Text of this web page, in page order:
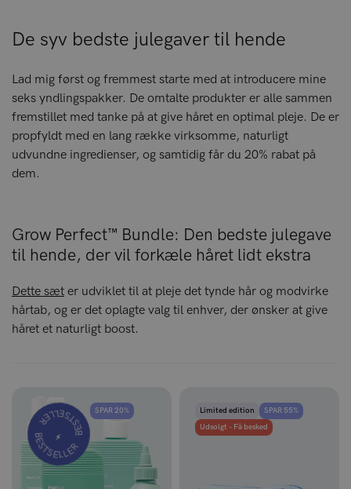
De syv bedste julegaver til hende
Lad mig først og fremmest starte med at introducere mine
seks yndlingspakker. De omtalte produkter er alle sammen
fremstillet med tanke på at give håret en optimal pleje. De er
propfyldt med en lang række virksomme, naturligt
udvundne ingredienser, og samtidig får du 20% rabat på
dem.
Grow Perfect™ Bundle: Den bedste julegave
til hende, der vil forkæle håret lidt ekstra
Dette sæt er udviklet til at pleje det tynde hår og modvirke
hårtab, og er det oplagte valg til enhver, der ønsker at give
håret et naturligt boost.
BESTSELLER
BESTSELLER
⚡️
SPAR 20% Limited edition
SPAR 55%
Udsolgt - Få besked